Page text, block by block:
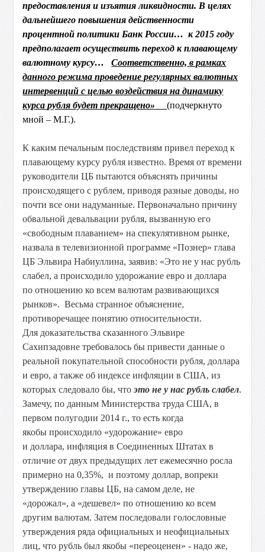
предоставления и изъятия ликвидности. В целях
дальнейшего повышения действенности
процентной политики Банк России… к 2015 году
предполагает осуществить переход к плавающему
валютному курсу…Соответственно, в рамках
данного режима проведение регулярных валютных
интервенций с целью воздействия на динамику
курса рубля будет прекращено»
(подчеркнуто
мной – М.Г.).
К каким печальным последствиям привел переход к
плавающему курсу рубля известно. Время от времени
руководители ЦБ пытаются объяснять причины
происходящего с рублем, приводя разные доводы, но
почти все они надуманные. Первоначально причину
обвальной девальвации рубля, вызванную его
«свободным плаванием» на спекулятивном рынке,
назвала в телевизионной программе «Познер» глава
ЦБ Эльвира Набиуллина, заявив: «Это не у нас рубль
слабел, а происходило удорожание евро и доллара
по отношению ко всем валютам развивающихся
рынков». Весьма странное объяснение,
противоречащее понятию относительности.
Для доказательства сказанного Эльвире
Сахипзадовне требовалось бы привести данные о
реальной покупательной способности рубля, доллара
и евро, а также об индексе инфляции в США, из
которых следовало бы, чтоэто не у нас рубль слабел.
Замечу, по данным Министерства труда США, в
первом полугодии 2014 г., то есть когда
якобы происходило «удорожание» евро
и доллара, инфляция в Соединенных Штатах в
отличие от двух предыдущих лет ежемесячно росла
примерно на 0,35%, и поэтому доллар, вопреки
утверждению главы ЦБ, на самом деле, не
«дорожал», а «дешевел» по отношению ко всем
другим валютам. Затем последовали голословные
утверждения ряда официальных и неофициальных
лиц, что рубль был якобы «переоценен» - надо же,